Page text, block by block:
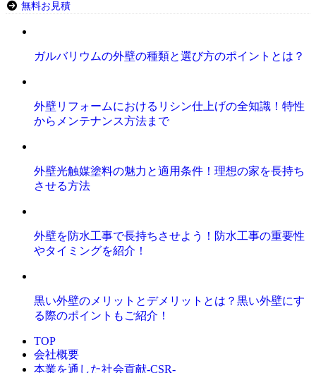
無料お見積
ガルバリウムの外壁の種類と選び方のポイントとは？
外壁リフォームにおけるリシン仕上げの全知識！特性
からメンテナンス方法まで
外壁光触媒塗料の魅力と適用条件！理想の家を長持ち
させる方法
外壁を防水工事で長持ちさせよう！防水工事の重要性
やタイミングを紹介！
黒い外壁のメリットとデメリットとは？黒い外壁にす
る際のポイントもご紹介！
TOP
会社概要
本業を通した社会貢献-CSR-